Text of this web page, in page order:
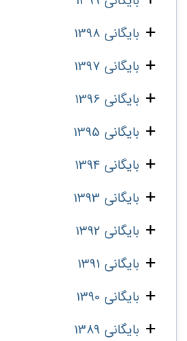
بایگانی 1398
بایگانی 1397
بایگانی 1396
بایگانی 1395
بایگانی 1394
بایگانی 1393
بایگانی 1392
بایگانی 1391
بایگانی 1390
بایگانی 1389